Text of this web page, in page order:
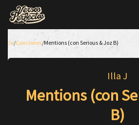
Inicio/Canciones/Mentions (con Serious & Joz B)
Illa J
Mentions (con
B)